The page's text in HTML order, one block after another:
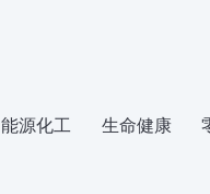
能源化工 生命健康